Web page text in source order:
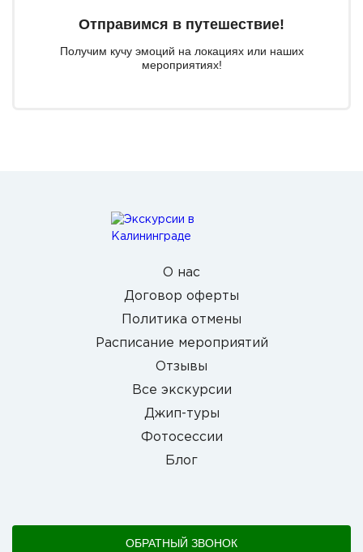
Отправимся в путешествие!
Получим кучу эмоций на локациях или наших
мероприятиях!
О нас
Договор оферты
Политика отмены
Расписание мероприятий
Отзывы
Все экскурсии
Джип-туры
Фотосессии
Блог
ОБРАТНЫЙ ЗВОНОК